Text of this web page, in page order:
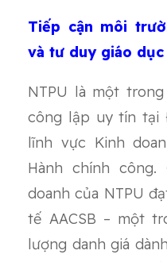
Tiếp cận môi
và tư duy giáo dục
NTPU là một
công lập uy tín tại
lĩnh vực Kinh
Hành chính
doanh của NTPU
tế AACSB – một
lượng danh giá